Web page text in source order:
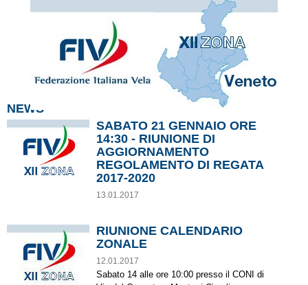
NEWS
SABATO 21 GENNAIO ORE
14:30 - RIUNIONE DI
AGGIORNAMENTO
REGOLAMENTO DI REGATA
2017-2020
13.01.2017
RIUNIONE CALENDARIO
ZONALE
12.01.2017
Sabato 14 alle ore 10:00 presso il CONI di